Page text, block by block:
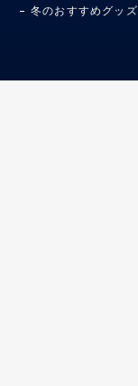
冬のおすすめグッズ